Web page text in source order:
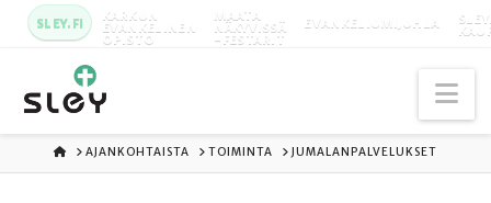
SLEY.FI KARKUN
EVANKELINEN
OPISTO
MAATA
NÄKYVISSÄ
-FESTARIT
EVANKELIUMIJUHLA
ETUSIVU
AJANKOHTAISTA TOIMINTA JUMALANPALVELUKSET